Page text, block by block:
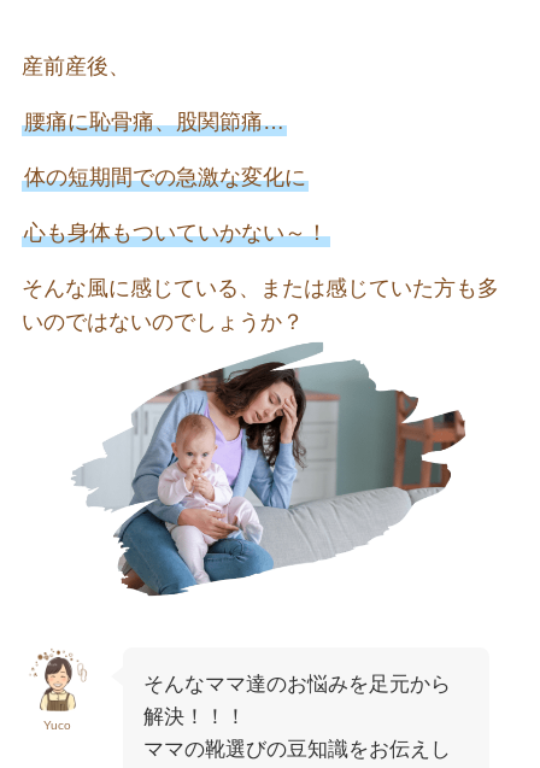
産前産後、
腰痛に恥骨痛、股関節痛…
体の短期間での急激な変化に
心も身体もついていかない～！
そんな風に感じている、または感じていた方も多
いのではないのでしょうか？
Yuco
そんなママ達のお悩みを足元から
解決！！！
ママの靴選びの豆知識をお伝えし